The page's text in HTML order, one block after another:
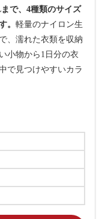
で、4種類のサイズ
。 軽量のナイロン生
、濡れた衣類を収納
小物から1日分の衣
で見つけやすいカラ